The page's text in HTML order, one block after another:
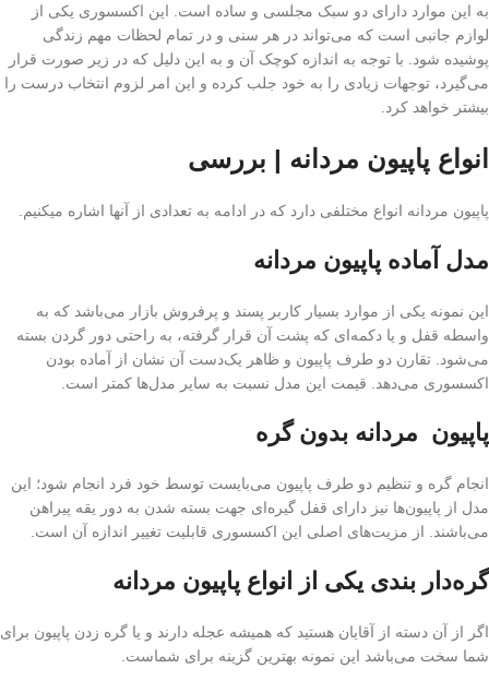
به این موارد دارای دو سبک مجلسی و ساده است. این اکسسوری یکی از
لوازم جانبی است که می‌تواند در هر سنی و در تمام لحظات مهم زندگی
پوشیده شود. با توجه به اندازه کوچک آن و به این دلیل که در زیر صورت قرار
می‌‏گیرد، توجهات زیادی را به خود جلب کرده و این امر لزوم انتخاب درست را
بیشتر خواهد کرد.
انواع پاپیون مردانه | بررسی
پاپیون مردانه انواع مختلفی دارد که در ادامه به تعدادی از آنها اشاره میکنیم.
مدل آماده پاپیون مردانه
این نمونه یکی از موارد بسیار کاربر پسند و پرفروش بازار می‌‏باشد که به
واسطه قفل و یا دکمه‌ای که پشت آن قرار گرفته، به راحتی دور گردن بسته
می‌شود. تقارن دو طرف پاپیون و ظاهر یک‌دست آن نشان از آماده بودن
اکسسوری می‌دهد. قیمت این مدل نسبت به سایر مدل‌‏ها کمتر است.
پاپیون مردانه بدون گره
انجام گره و تنظیم دو طرف پاپیون می‌بایست توسط خود فرد انجام شود؛ این
مدل از پاپیون‌ها نیز دارای قفل گیره‌ای جهت بسته شدن به دور یقه پیراهن
می‌‏باشند. از مزیت‌‏های اصلی این اکسسوری قابلیت تغییر اندازه آن است.
گره‎‌دار بندی یکی از انواع پاپیون مردانه
اگر از آن دسته از آقایان هستید که همیشه عجله دارند و یا گره زدن پاپیون برای
شما سخت می‌باشد این نمونه بهترین گزینه برای شماست.